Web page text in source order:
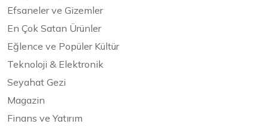
Efsaneler ve Gizemler
En Çok Satan Ürünler
Eğlence ve Popüler Kültür
Teknoloji & Elektronik
Seyahat Gezi
Magazin
Finans ve Yatırım